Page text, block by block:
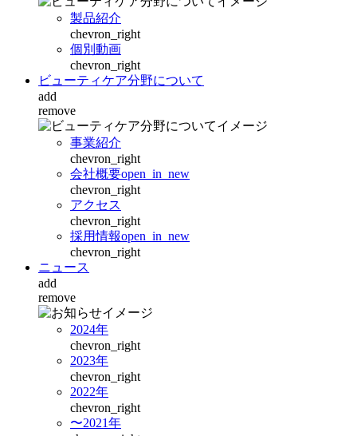
製品紹介
chevron_right
個別動画
chevron_right
ビューティケア分野について
add
remove
事業紹介
chevron_right
会社概要open_in_new
chevron_right
アクセス
chevron_right
採用情報open_in_new
chevron_right
ニュース
add
remove
2024年
chevron_right
2023年
chevron_right
2022年
chevron_right
〜2021年